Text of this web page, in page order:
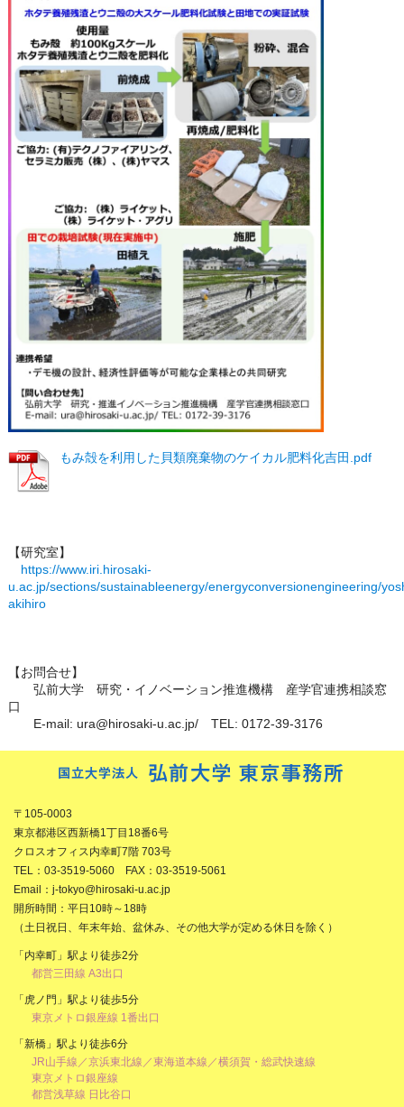
もみ殻を利用した貝類廃棄物のケイカル肥料化吉田.pdf
【研究室】
https://www.iri.hirosaki-
u.ac.jp/sections/sustainableenergy/energyconversionengineering/
akihiro
【お問合せ】
弘前大学 研究・イノベーション推進機構 産学官連携相談窓
口
E-mail: ura@hirosaki-u.ac.jp/ TEL: 0172-39-3176
〒105-0003
東京都港区西新橋1丁目18番6号
クロスオフィス内幸町7階 703号
TEL：03-3519-5060 FAX：03-3519-5061
Email：j-tokyo@hirosaki-u.ac.jp
開所時間：平日10時～18時
（土日祝日、年末年始、盆休み、その他大学が定める休日を除く）
「内幸町」駅より徒歩2分
都営三田線 A3出口
「虎ノ門」駅より徒歩5分
東京メトロ銀座線 1番出口
「新橋」駅より徒歩6分
JR山手線／京浜東北線／東海道本線／横須賀・総武快速線
東京メトロ銀座線
都営浅草線 日比谷口